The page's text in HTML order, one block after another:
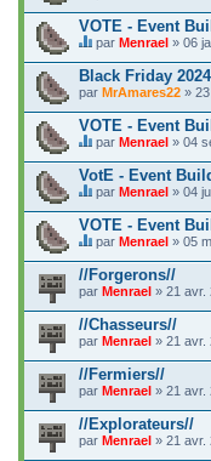
j
e
o
n
t
i
e
n
t
u
n
s
o
n
d
a
g
e
C
e
s
u
j
e
t
o
n
i
e
n
t
u
n
s
o
n
d
a
g
e
VOTE - Event
C
e
s
u
j
e
o
n
i
e
n
t
u
n
o
n
d
a
g
e
par Menrael » 06
Black Friday
par MrAmares22 »
VOTE - Event
C
e
s
u
j
e
o
t
i
e
n
t
u
n
o
n
d
par Menrael » 04
VotE - Event
C
e
s
u
j
e
t
o
n
t
i
e
n
t
u
n
par Menrael » 04
VOTE - Event
C
e
s
u
j
e
t
o
t
i
e
n
t
par Menrael » 05
//Forgerons//
par Menrael » 21 avr.
//Chasseurs//
par Menrael » 21 avr.
//Fermiers//
par Menrael » 21 avr.
//Explorateurs//
par Menrael » 21 avr.